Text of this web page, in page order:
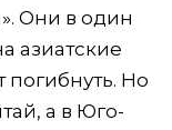
Они в один
азиатские
Но
а в Юго-